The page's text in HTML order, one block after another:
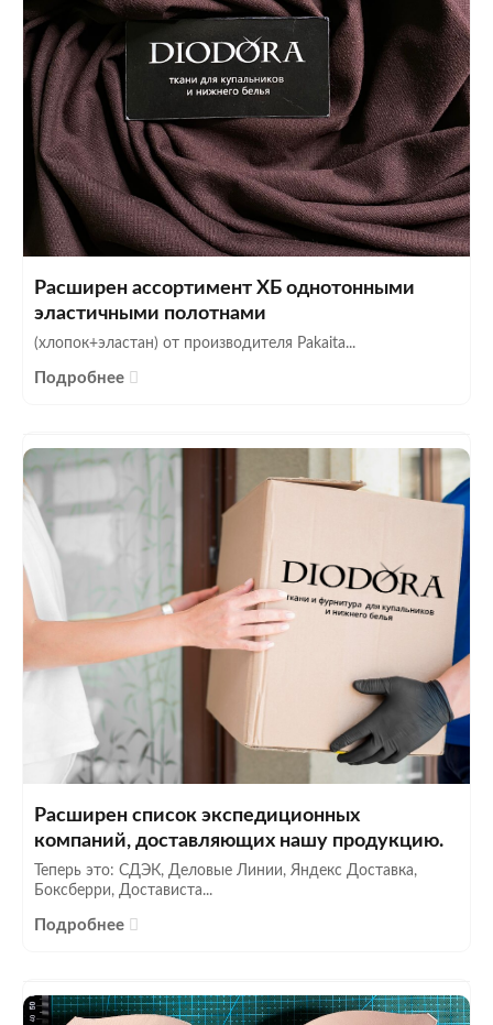
Расширен ассортимент ХБ однотонными
эластичными полотнами
(хлопок+эластан) от производителя Pakaita...
Подробнее
Расширен список экспедиционных
компаний, доставляющих нашу продукцию.
Теперь это: СДЭК, Деловые Линии, Яндекс Доставка,
Боксберри, Достависта...
Подробнее